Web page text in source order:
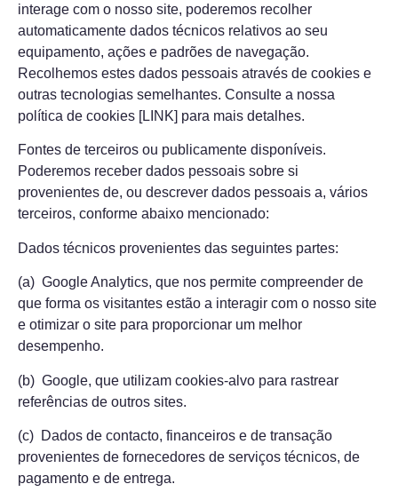
interage com o nosso site, poderemos recolher
automaticamente dados técnicos relativos ao seu
equipamento, ações e padrões de navegação.
Recolhemos estes dados pessoais através de cookies e
outras tecnologias semelhantes. Consulte a nossa
política de cookies [LINK] para mais detalhes.
Fontes de terceiros ou publicamente disponíveis.
Poderemos receber dados pessoais sobre si
provenientes de, ou descrever dados pessoais a, vários
terceiros, conforme abaixo mencionado:
Dados técnicos provenientes das seguintes partes:
(a) Google Analytics, que nos permite compreender de
que forma os visitantes estão a interagir com o nosso site
e otimizar o site para proporcionar um melhor
desempenho.
(b) Google, que utilizam cookies-alvo para rastrear
referências de outros sites.
(c) Dados de contacto, financeiros e de transação
provenientes de fornecedores de serviços técnicos, de
pagamento e de entrega.